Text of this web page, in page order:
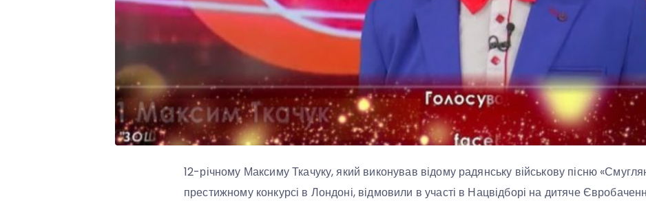
12-річному Максиму Ткачуку, який виконував відому радянську військову пісню
престижному конкурсі в Лондоні, відмовили в участі в Нацвідборі на дитяче